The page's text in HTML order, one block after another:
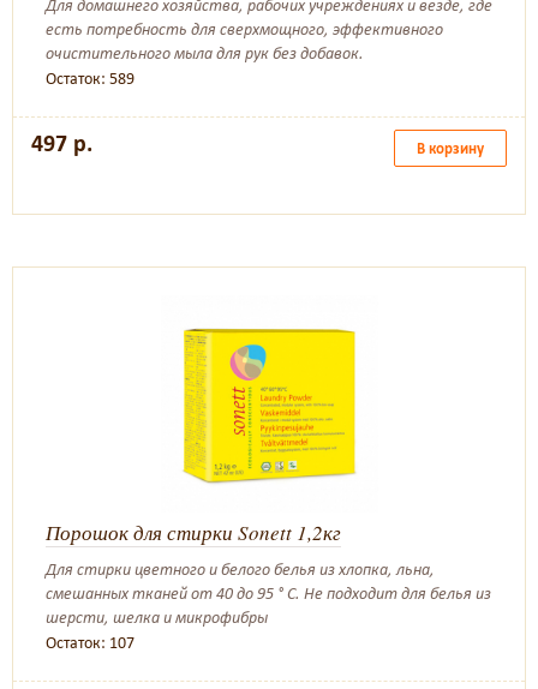
Для домашнего хозяйства, рабочих учреждениях и везде, где
есть потребность для сверхмощного, эффективного
очистительного мыла для рук без добавок.
Остаток: 589
497 р. В корзину
Порошок для стирки Sonett 1,2кг
Для стирки цветного и белого белья из хлопка, льна,
смешанных тканей от 40 до 95 ° C. Не подходит для белья из
шерсти, шелка и микрофибры
Остаток: 107